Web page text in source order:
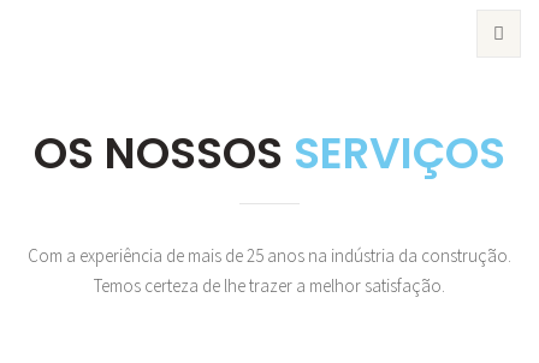
OS NOSSOS SERVIÇOS
Com a experiência de mais de 25 anos na indústria da construção.
Temos certeza de lhe trazer a melhor satisfação.